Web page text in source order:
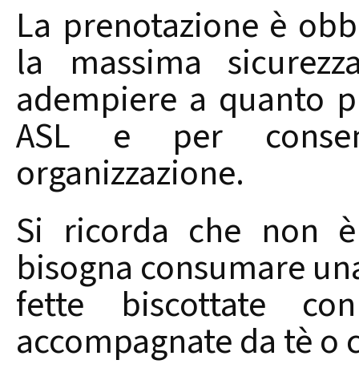
La prenotazione è
la massima
adempiere a quanto
ASL e per
organizzazione.
Si ricorda che non
bisogna consumare
fette biscottate
accompagnate da tè o